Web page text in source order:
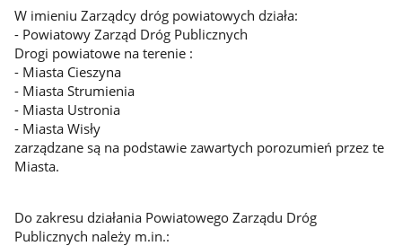
W imieniu Zarządcy dróg powiatowych działa:
- Powiatowy Zarząd Dróg Publicznych
Drogi powiatowe na terenie :
- Miasta Cieszyna
- Miasta Strumienia
- Miasta Ustronia
- Miasta Wisły
zarządzane są na podstawie zawartych porozumień przez te
Miasta.
Do zakresu działania Powiatowego Zarządu Dróg
Publicznych należy m.in.: